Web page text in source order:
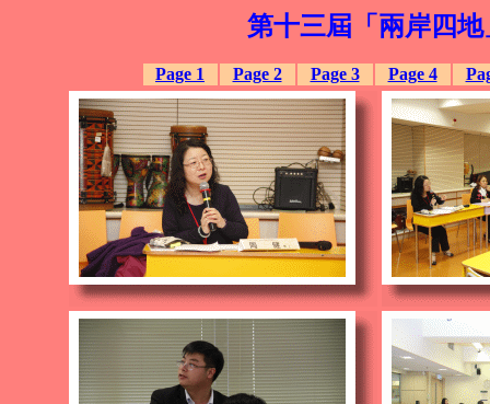
第十三屆「兩岸四
Page 1 Page 2 Page 3 Page 4